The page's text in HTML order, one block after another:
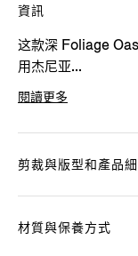
資訊
这款深 Foliage
用杰尼亚...
閱讀更多
剪裁與版型和產品
材質與保養方式